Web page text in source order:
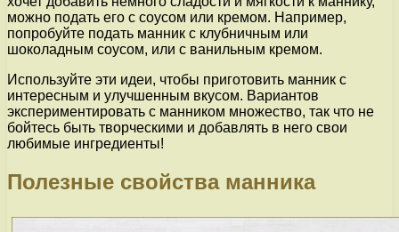
можно подать его с соусом или кремом. Например,
попробуйте подать манник с клубничным или
шоколадным соусом, или с ванильным кремом.
Используйте эти идеи, чтобы приготовить манник с
интересным и улучшенным вкусом. Вариантов
экспериментировать с манником множество, так что не
бойтесь быть творческими и добавлять в него свои
любимые ингредиенты!
Полезные свойства манника